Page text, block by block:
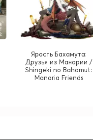
Ярость Бахамута:
Друзья из Манарии /
Shingeki no Bahamut:
Manaria Friends